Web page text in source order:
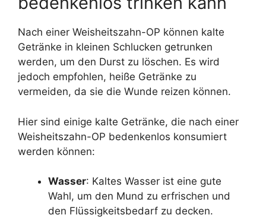
Nach einer Weisheitszahn-OP können kalte
Getränke in kleinen Schlucken getrunken
werden, um den Durst zu löschen. Es wird
jedoch empfohlen, heiße Getränke zu
vermeiden, da sie die Wunde reizen können.
Hier sind einige kalte Getränke, die nach einer
Weisheitszahn-OP bedenkenlos konsumiert
werden können:
Wasser: Kaltes Wasser ist eine gute
Wahl, um den Mund zu erfrischen und
den Flüssigkeitsbedarf zu decken.